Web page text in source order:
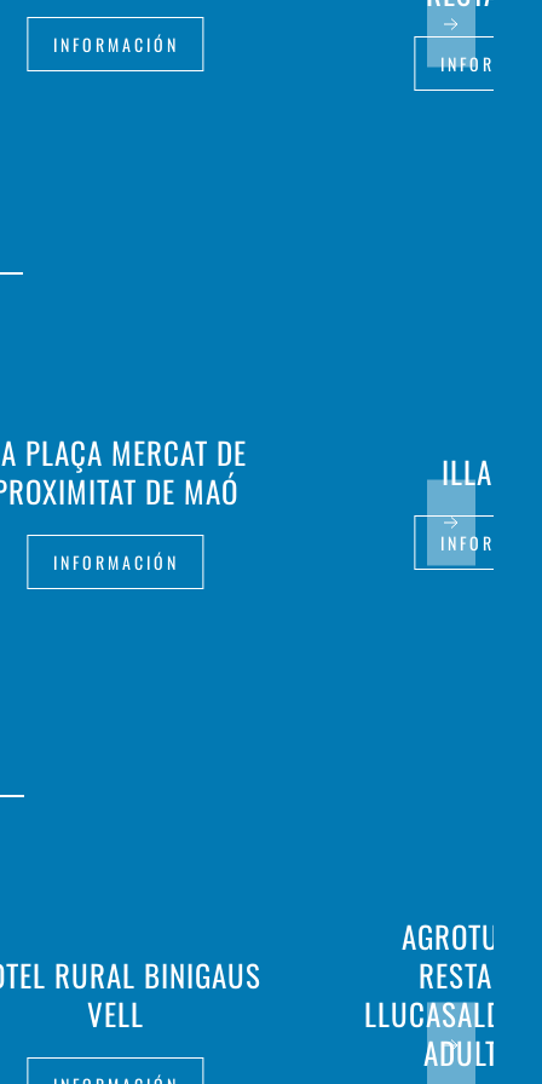
INFORMACIÓN
PLAÇA MERCAT DE
DE MAÓ
INFORMACIÓN
ILLA
RURAL BINIGAUS
VELL
ADULTS